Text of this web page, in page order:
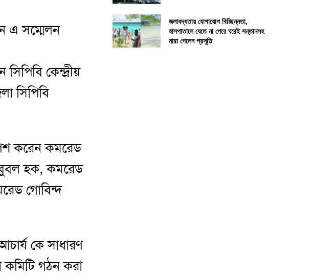
এ সম্মেলন
কেন্দ্রীয়
সিপিবি
করেন কমরেড
হক, কমরেড
গোবিন্দ
কে সাধারণ
গঠন করা
জলাবদ্ধতায় যোগাযোগ বিচ্ছিন্নতা,
হাসপাতালে যেতে না পেরে ঘরেই সন্তানসহ
মারা গেলেন প্রসূতি